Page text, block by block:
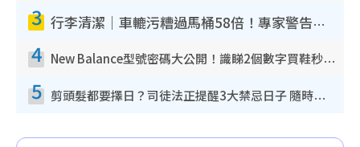
3 行李清潔｜車轆污糟過馬桶58倍！專家警告忌用酒精抹 教1招免污手除菌
4 New Balance型號密碼大公開！識睇2個數字買鞋秒知功能免中伏 附5大熱門鞋款
5 剪頭髮都要擇日？司徒法正提醒3大禁忌日子 隨時剪走財運！呢日剪髮恐「剪壽命」？